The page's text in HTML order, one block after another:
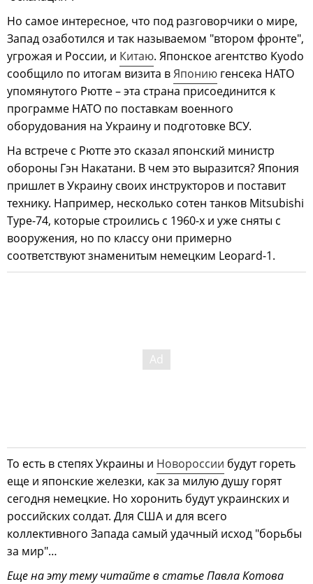
Но самое интересное, что под разговорчики о мире,
Запад озаботился и так называемом "втором фронте",
угрожая и России, и Китаю. Японское агентство Kyodo
сообщило по итогам визита вЯпонию генсека НАТО
упомянутого Рютте – эта страна присоединится к
программе НАТО по поставкам военного
оборудования на Украину и подготовке ВСУ.
На встрече с Рютте это сказал японский министр
обороны Гэн Накатани. В чем это выразится? Япония
пришлет в Украину своих инструкторов и поставит
технику. Например, несколько сотен танков Mitsubishi
Type-74, которые строились с 1960-х и уже сняты с
вооружения, но по классу они примерно
соответствуют знаменитым немецким Leopard-1.
То есть в степях Украины и Новороссии будут гореть
еще и японские железки, как за милую душу горят
сегодня немецкие. Но хоронить будут украинских и
российских солдат. Для США и для всего
коллективного Запада самый удачный исход "борьбы
за мир"…
Еще на эту тему читайте в статье Павла Котова